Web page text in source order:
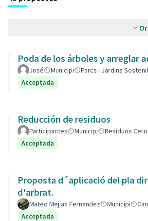
Poda de los árboles y arreglar
José Municipi Parcs i Jardins
Acceptada
Reducción de residuos
Participantes Municipi Residuos Cero
Acceptada
Proposta d´aplicació del pla
d'arbrat.
Mateo Mejias Fernandez Municipi
Acceptada